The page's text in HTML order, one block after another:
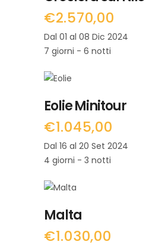
€2.570,00
Dal 01 al 08 Dic 2024
7 giorni - 6 notti
Eolie Minitour
€1.045,00
Dal 16 al 20 Set 2024
4 giorni - 3 notti
Malta
€1.030,00